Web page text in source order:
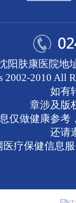
阳肤康医院地
2002-2010 All
如有
章涉及版
仅做健康参考
还请
医疗保健信息